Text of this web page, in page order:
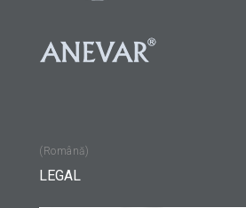
(Română)
LEGAL